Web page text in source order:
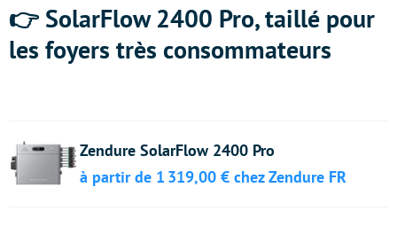
👉 SolarFlow 2400 Pro, taillé pour
les foyers très consommateurs
Zendure SolarFlow 2400 Pro
à partir de 1 319,00 € chez Zendure FR